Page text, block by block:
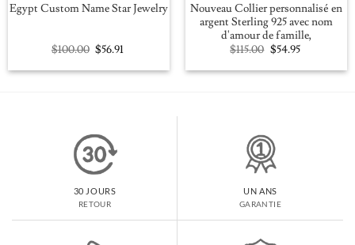
Egypt Custom Name Star Jewelry
$100.00 Original
price
was:
$56.91Current
is:
Nouveau Collier personnalisé en
argent Sterling 925 avec nom
d'amour de famille,
$115.00 Original
price
was:
$54.95Current
is:
30 JOURS
RETOUR
UN ANS
GARANTIE